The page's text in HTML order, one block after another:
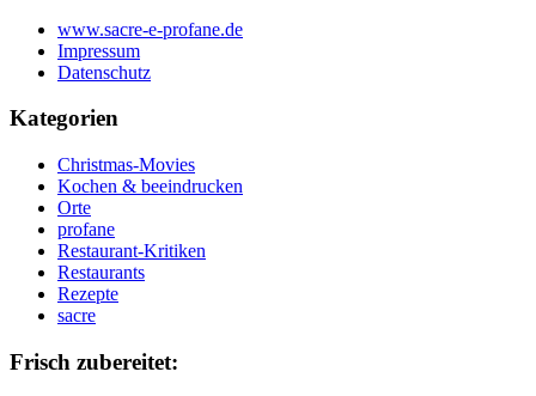
www.sacre-e-profane.de
Impressum
Datenschutz
Kategorien
Christmas-Movies
Kochen & beeindrucken
Orte
profane
Restaurant-Kritiken
Restaurants
Rezepte
sacre
Frisch zubereitet: